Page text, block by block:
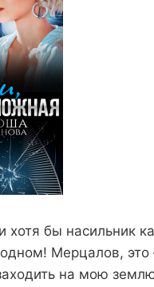
бы насильник
Мерцалов,
на мою